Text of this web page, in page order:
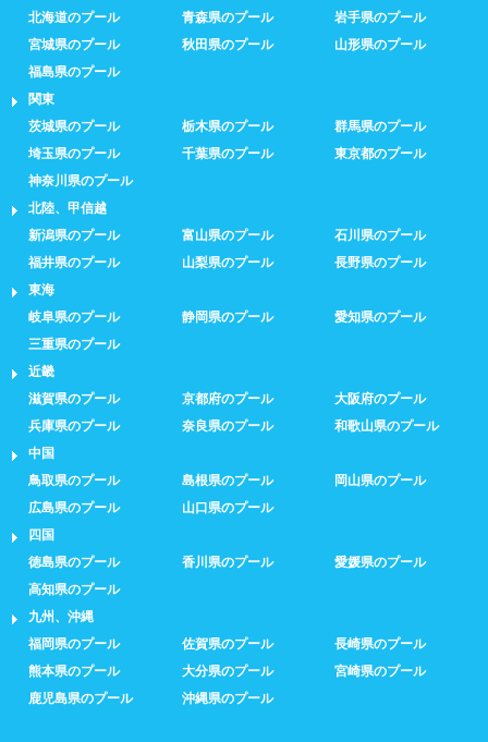
北海道のプール
青森県のプール
岩手県のプール
宮城県のプール
秋田県のプール
山形県のプール
福島県のプール
関東
茨城県のプール
栃木県のプール
群馬県のプール
埼玉県のプール
千葉県のプール
東京都のプール
神奈川県のプール
北陸、甲信越
新潟県のプール
富山県のプール
石川県のプール
福井県のプール
山梨県のプール
長野県のプール
東海
岐阜県のプール
静岡県のプール
愛知県のプール
三重県のプール
近畿
滋賀県のプール
京都府のプール
大阪府のプール
兵庫県のプール
奈良県のプール
和歌山県のプール
中国
鳥取県のプール
島根県のプール
岡山県のプール
広島県のプール
山口県のプール
四国
徳島県のプール
香川県のプール
愛媛県のプール
高知県のプール
九州、沖縄
福岡県のプール
佐賀県のプール
長崎県のプール
熊本県のプール
大分県のプール
宮崎県のプール
鹿児島県のプール
沖縄県のプール